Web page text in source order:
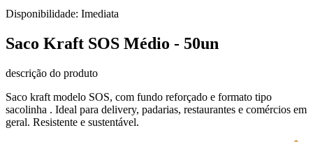
Disponibilidade: Imediata
Saco Kraft SOS Médio - 50un
descrição do produto
Saco kraft modelo SOS, com fundo reforçado e formato tipo
sacolinha . Ideal para delivery, padarias, restaurantes e comércios em
geral. Resistente e sustentável.